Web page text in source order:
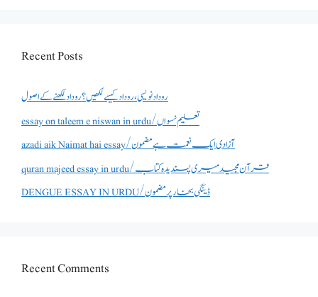
Recent Posts
روداد نویسی ،روداد کیسے لکھیں؟ روداد لکھنے کے اصول
essay on taleem e niswan in urdu/تعلیم نسواں
azadi aik Naimat hai essay/آزادی ایک نعمت ہے مضمون
quran majeed essay in urdu/قرآن مجید میری پسندیدہ کتاب
DENGUE ESSAY IN URDU/ڈینگی بخار پر مضمون
Recent Comments